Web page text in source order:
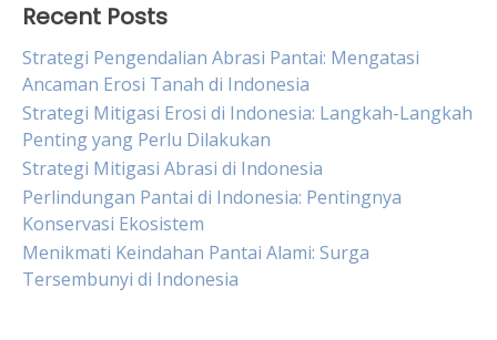
Recent Posts
Strategi Pengendalian Abrasi Pantai: Mengatasi
Ancaman Erosi Tanah di Indonesia
Strategi Mitigasi Erosi di Indonesia: Langkah-Langkah
Penting yang Perlu Dilakukan
Strategi Mitigasi Abrasi di Indonesia
Perlindungan Pantai di Indonesia: Pentingnya
Konservasi Ekosistem
Menikmati Keindahan Pantai Alami: Surga
Tersembunyi di Indonesia